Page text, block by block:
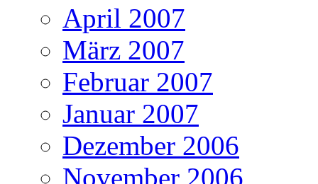
April 2007
März 2007
Februar 2007
Januar 2007
Dezember 2006
November 2006